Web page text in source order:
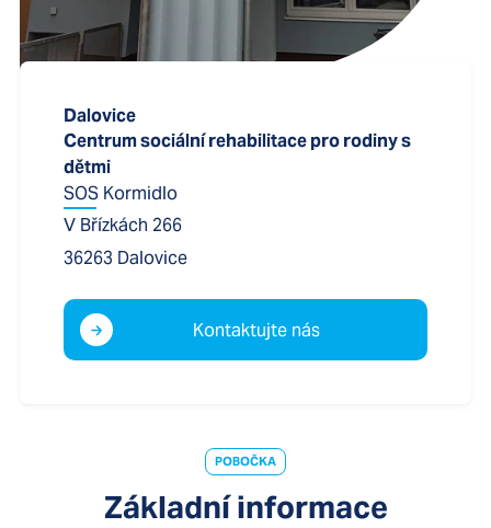
Dalovice
Centrum sociální rehabilitace pro rodiny s
dětmi
SOS Kormidlo
V Břízkách 266
36263 Dalovice
Kontaktujte nás
POBOČKA
Základní informace